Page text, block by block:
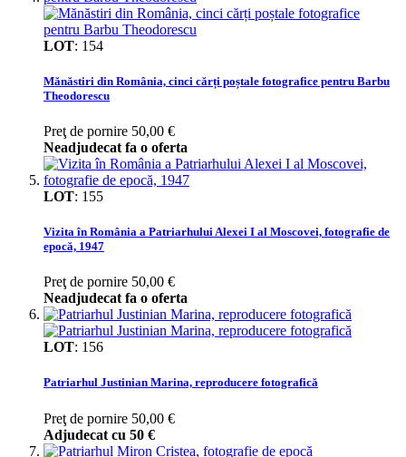
LOT: 154
Mănăstiri din România, cinci cărți poștale fotografice pentru Barbu
Theodorescu
Preţ de pornire 50,00 €
Neadjudecat fa o oferta
LOT: 155
Vizita în România a Patriarhului Alexei I al Moscovei, fotografie de
epocă, 1947
Preţ de pornire 50,00 €
Neadjudecat fa o oferta
LOT: 156
Patriarhul Justinian Marina, reproducere fotografică
Preţ de pornire 50,00 €
Adjudecat cu 50 €